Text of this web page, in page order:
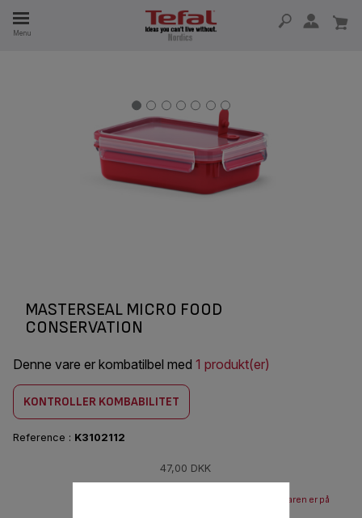
Menu
MASTERSEAL MICRO FOOD
CONSERVATION
Denne vare er kombatilbel med 1 produkt(er)
KONTROLLER KOMBABILITET
Reference : K3102112
47,00 DKK
Send mail når varen er på